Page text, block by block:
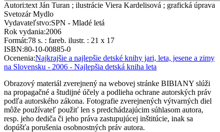
Autori:text Ján Turan ; ilustrácie Viera Kardelisová ; grafická úprava
Svetozár Mydlo
Vydavateľstvo:SPN - Mladé letá
Rok vydania:2006
Formát:78 s. : fareb. ilustr. : 21 x 17
ISBN:80-10-00885-0
Ocenenia:Najkrajšie a najlepšie detské knihy jari, leta, jesene a zimy
na Slovensku - 2006 - Najlepšia detská kniha leta
Obrazový materiál zverejnený na webovej stránke BIBIANY slúži
na propagačné a študijné účely a podlieha ochrane autorských práv
podľa autorského zákona. Fotografie zverejnených výtvarných diel
môže používateľ použiť len s predchádzajúcim súhlasom autora,
resp. jeho dediča či jeho práva zastupujúcej inštitúcie, inak sa
dopúšťa porušenia osobnostných práv autora.